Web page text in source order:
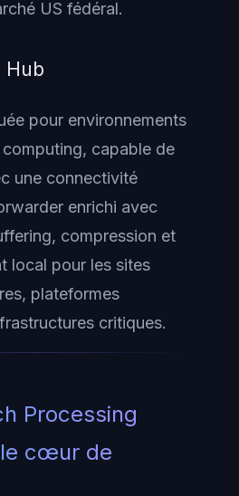
US fédéral.
Hub
pour environnements
capable de
une connectivité
enrichi avec
compression et
local pour les sites
plateformes
critiques.
Processing
cœur de